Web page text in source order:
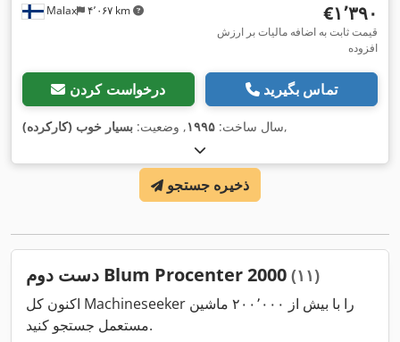
Malax ۴٬۰۶۷ km ‎€۱٬۳۹۰
قیمت ثابت به اضافه مالیات بر ارزش
افزوده
درخواست کردن تماس بگیرید
سال ساخت: ۱۹۹۵, وضعیت: بسیار خوب (کارکرده) ,
ذخیره جستجو
دست دوم Blum Procenter 2000 (۱۱)
اکنون کل Machineseeker را با بیش از ۲۰۰٬۰۰۰ ماشین
مستعمل جستجو کنید.